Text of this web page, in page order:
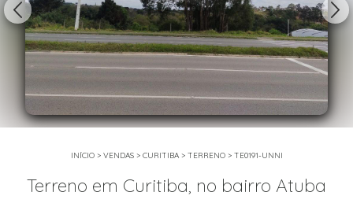
INÍCIO> VENDAS> CURITIBA> TERRENO> TE0191-UNNI
Terreno em Curitiba, no bairro Atuba